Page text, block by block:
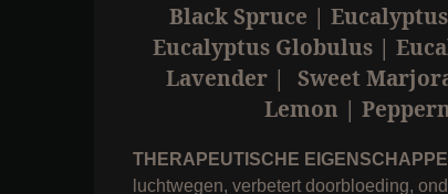
Black Spruce |
Eucalyptus Globulus |
Lavender | Sweet
Lemon |
THERAPEUTISCHE
luchtwegen, verbetert doorbloeding,